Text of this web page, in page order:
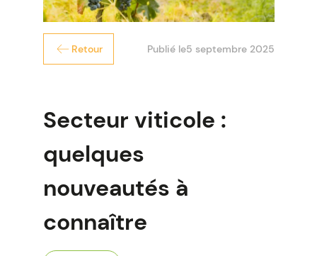
Retour Publié le5 septembre 2025
Secteur viticole :
quelques
nouveautés à
connaître